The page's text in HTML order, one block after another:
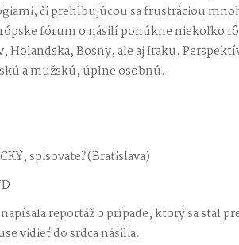
či prehlbujúcou sa frustráciou
fórum o násilí ponúkne niekoľko
Holandska, Bosny, ale aj Iraku.
a mužskú, úplne osobnú.
spisovateľ (Bratislava)
reportáž o prípade, ktorý sa stal
vidieť do srdca násilia.